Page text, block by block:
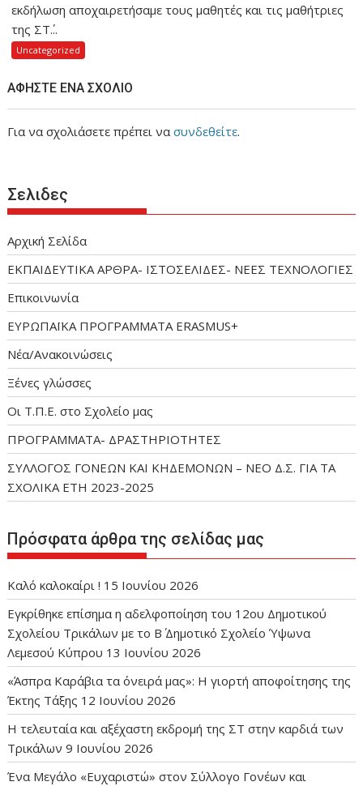
εκδήλωση αποχαιρετήσαμε τους μαθητές και τις μαθήτριες
της ΣΤ΄...
Uncategorized
ΑΦΉΣΤΕ ΈΝΑ ΣΧΌΛΙΟ
Για να σχολιάσετε πρέπει νασυνδεθείτε.
Σελιδες
Αρχική Σελίδα
ΕΚΠΑΙΔΕΥΤΙΚΑ ΑΡΘΡΑ- ΙΣΤΟΣΕΛΙΔΕΣ- ΝΕΕΣ ΤΕΧΝΟΛΟΓΙΕΣ
Επικοινωνία
ΕΥΡΩΠΑΪΚΑ ΠΡΟΓΡΑΜΜΑΤΑ ERASMUS+
Νέα/Ανακοινώσεις
Ξένες γλώσσες
Οι Τ.Π.Ε. στο Σχολείο μας
ΠΡΟΓΡΑΜΜΑΤΑ- ΔΡΑΣΤΗΡΙΟΤΗΤΕΣ
ΣΥΛΛΟΓΟΣ ΓΟΝΕΩΝ ΚΑΙ ΚΗΔΕΜΟΝΩΝ – ΝΕΟ Δ.Σ. ΓΙΑ ΤΑ
ΣΧΟΛΙΚΑ ΕΤΗ 2023-2025
Πρόσφατα άρθρα της σελίδας μας
Καλό καλοκαίρι ! 15 Ιουνίου 2026
Εγκρίθηκε επίσημα η αδελφοποίηση του 12ου Δημοτικού
Σχολείου Τρικάλων με το Β΄ Δημοτικό Σχολείο Ύψωνα
Λεμεσού Κύπρου 13 Ιουνίου 2026
«Άσπρα Καράβια τα όνειρά μας»: Η γιορτή αποφοίτησης της
Έκτης Τάξης 12 Ιουνίου 2026
Η τελευταία και αξέχαστη εκδρομή της ΣΤ στην καρδιά των
Τρικάλων 9 Ιουνίου 2026
Ένα Μεγάλο «Ευχαριστώ» στον Σύλλογο Γονέων και